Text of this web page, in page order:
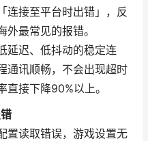
连接至平台时出错」，反
最常见的报错。
延迟、低抖动的稳定连
通讯顺畅，不会出现超时
直接下降90%以上。
置读取错误，游戏设置无